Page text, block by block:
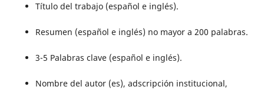
Título del trabajo (español e inglés).
Resumen (español e inglés) no mayor a 200 palabras.
3-5 Palabras clave (español e inglés).
Nombre del autor (es), adscripción institucional,